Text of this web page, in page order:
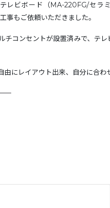
レビボード（MA-220FG/セ
もご依頼いただきました。
チコンセントが設置済みで、テ
にレイアウト出来、自分に合わ